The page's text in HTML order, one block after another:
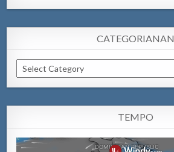
CATEGORIANAN
Categorianan
TEMPO